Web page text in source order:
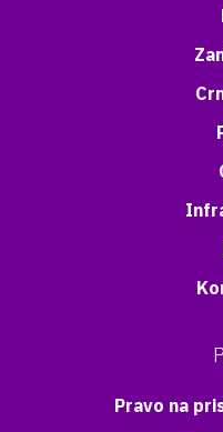
Pravo na